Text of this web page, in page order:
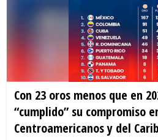
Con 23 oros menos que en
“cumplido” su compromiso
Centroamericanos y del